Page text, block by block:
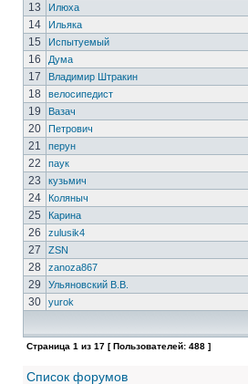
13
Илюха
14
Ильяка
15
Испытуемый
16
Дума
17
Владимир Штракин
18
велосипедист
19
Вазач
20
Петрович
21
перун
22
паук
23
кузьмич
24
Коляныч
25
Карина
26
zulusik4
27
ZSN
28
zanoza867
29
Ульяновский В.В.
30
yurok
Страница 1 из 17 [ Пользователей: 488 ]
Список форумов